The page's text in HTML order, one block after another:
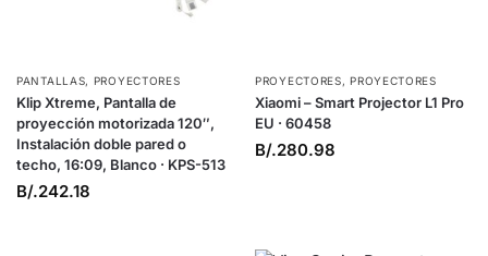
PANTALLAS, PROYECTORES
Klip Xtreme, Pantalla de
proyección motorizada 120″,
Instalación doble pared o
techo, 16:09, Blanco · KPS-513
B/.242.18
PROYECTORES,PROYECTORES
Xiaomi – Smart Projector L1 Pro
EU · 60458
B/.280.98